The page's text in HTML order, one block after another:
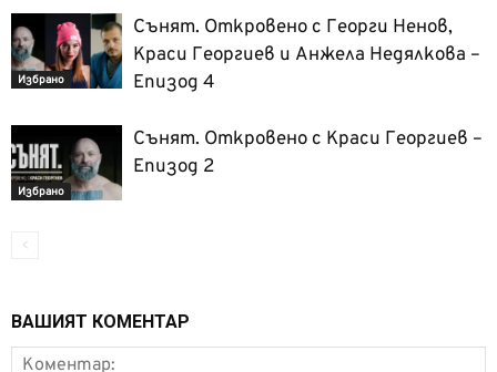
Избрано
Сънят. Откровено с Георги Ненов,
Краси Георгиев и Анжела Недялкова –
Епизод 4
Избрано
Сънят. Откровено с Краси Георгиев –
Епизод 2
ВАШИЯТ КОМЕНТАР